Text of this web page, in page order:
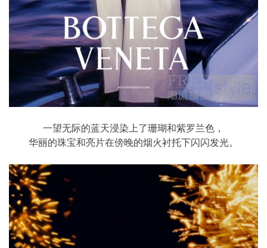
一望无际的蓝天浸染上了珊瑚和紫罗兰色，
华丽的珠宝和亮片在傍晚的烟火衬托下闪闪发光。